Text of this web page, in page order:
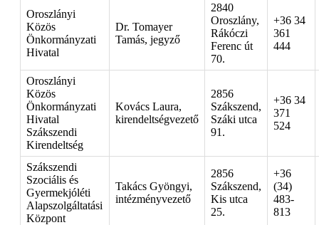
Oroszlányi
Közös
Önkormányzati
Hivatal
Dr. Tomayer
Tamás, jegyző
2840
Oroszlány,
Rákóczi
Ferenc út
70.
+36 34
361
444
Oroszlányi
Közös
Önkormányzati
Hivatal
Szákszendi
Kirendeltség
Kovács Laura,
kirendeltségvezető
2856
Szákszend,
Száki utca
91.
+36 34
371
524
Szákszendi
Szociális és
Gyermekjóléti
Alapszolgáltatási
Központ
Takács Gyöngyi,
intézményvezető
2856
Szákszend,
Kis utca
25.
+36
(34)
483-
813